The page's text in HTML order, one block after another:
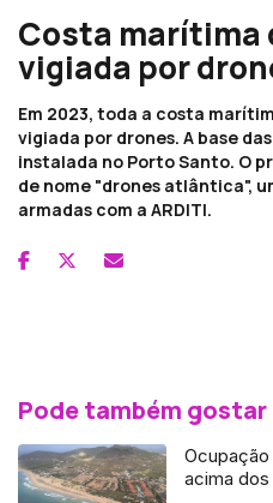
Costa marítima
vigiada por
Em 2023, toda a costa
vigiada por drones. A base
instalada no Porto Santo. O
de nome "drones atlântica",
armadas com a ARDITI.
Pode também gostar
acima